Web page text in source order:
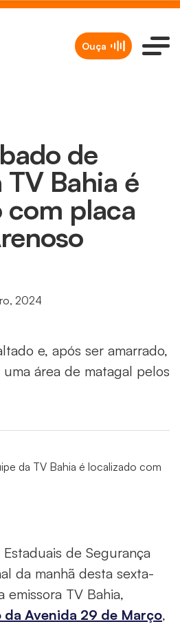
Ouça
de
Bahia é
com placa
2024
e, após ser amarrado,
área de matagal pelos
de Segurança
da manhã desta sexta-
emissora TV Bahia,
Avenida 29 de Março,